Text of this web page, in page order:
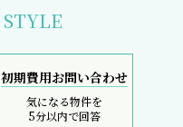
STYLE
初期費用お問い合わせ
気になる物件を
5分以内で回答